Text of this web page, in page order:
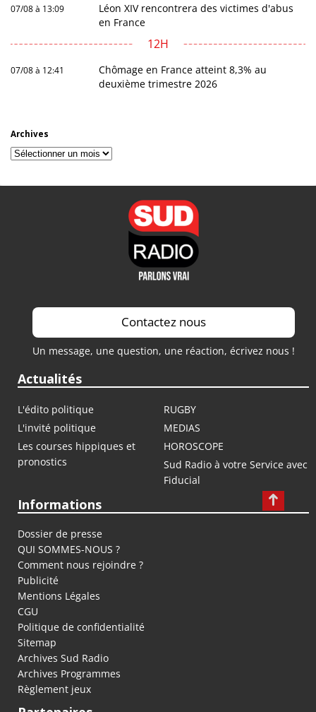
07/08 à 13:09
Léon XIV rencontrera des victimes d'abus
en France
12H
07/08 à 12:41
Chômage en France atteint 8,3% au
deuxième trimestre 2026
Archives
Archives
Contactez nous
Un message, une question, une réaction, écrivez nous !
Actualités
L'édito politique
RUGBY
L'invité politique
MEDIAS
Les courses hippiques et
pronostics
HOROSCOPE
Sud Radio à votre Service avec
Fiducial
Informations
Dossier de presse
QUI SOMMES-NOUS ?
Comment nous rejoindre ?
Publicité
Mentions Légales
CGU
Politique de confidentialité
Sitemap
Archives Sud Radio
Archives Programmes
Règlement jeux